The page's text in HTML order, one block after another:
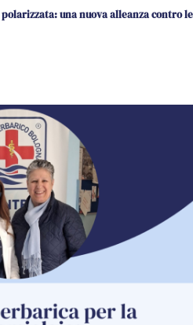
una nuova alleanza contro le